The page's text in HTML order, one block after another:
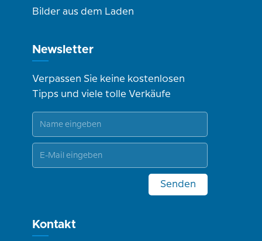
Bilder aus dem Laden
Newsletter
Verpassen Sie keine kostenlosen
Tipps und viele tolle Verkäufe
Senden
Kontakt